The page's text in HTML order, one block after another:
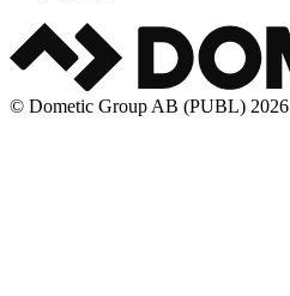
© Dometic Group AB (PUBL) 2026